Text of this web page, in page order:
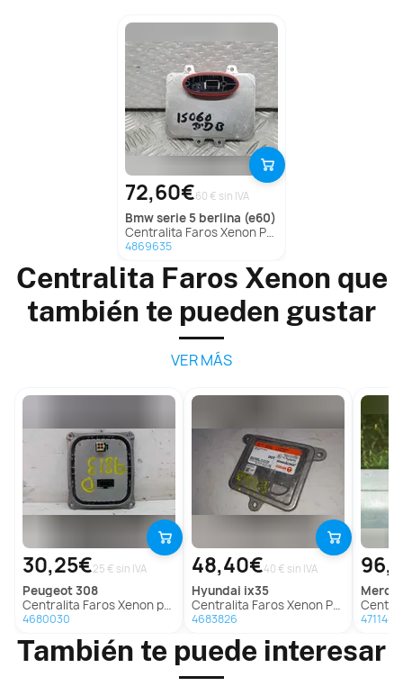
72,60€60 € sin IVA
bmwserie 5 berlina (e60)
Centralita Faros Xenon Para Bmw Serie 5 Berlina
4869635
Centralita Faros Xenon que
también te pueden gustar
VER MÁS
30,25€25 € sin IVA
peugeot308
Centralita Faros Xenon para Peugeot 308
4680030
48,40€40 € sin IVA
hyundai ix35
Centralita Faros Xenon Para Hyundai Ix35
4683826
Centralita
4711469
También te puede interesar